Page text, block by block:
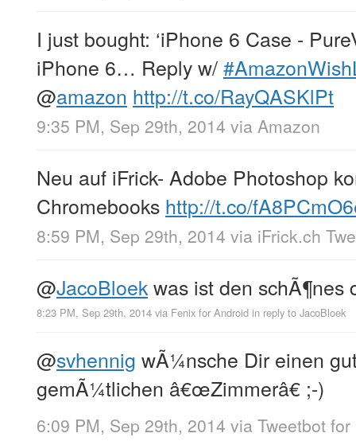
I just bought: ‘iPhone 6 Case -
iPhone 6… Reply w/
@amazon http://t.co/RayQASKlPt
9:35 PM, Sep 29th, 2014 via Amazon
Neu auf iFrick- Adobe Photoshop
Chromebooks http://t.co/
8:59 PM, Sep 29th, 2014 via iFrick.ch
@JacoBloekwas ist den schÃ¶nes
8:23 PM, Sep 29th, 2014 via Fenix for Android in reply to JacoBloek
@svhennig wÃ¼nsche Dir einen
gemÃ¼tlichen â€œZimmerâ€ ;-)
6:09 PM, Sep 29th, 2014 via Tweetbot for